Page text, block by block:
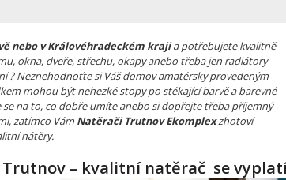
nebo v Královéhradeckém krajia potřebujete kvalitně
okna, dveře, střechu, okapy anebo třeba jen radiátory
? Neznehodnoťte si Váš domov amatérsky provedeným
mohou být nehezké stopy po stékající barvě a barevné
se na to, co dobře umíte anebo si dopřejte třeba příjemný
zatímco Vám Natěrači Trutnov Ekomplexzhotoví
nátěry.
– kvalitní natěrač se